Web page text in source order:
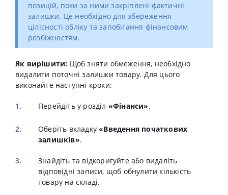
позицій, поки за ними закріплені фактичні
залишки. Це необхідно для збереження
цілісності обліку та запобігання фінансовим
розбіжностям.
Як вирішити: Щоб зняти обмеження, необхідно
видалити поточні залишки товару. Для цього
виконайте наступні кроки:
Перейдіть у розділ «Фінанси».
Оберіть вкладку«Введення початкових
залишків».
Знайдіть та відкоригуйте або видаліть
відповідні записи, щоб обнулити кількість
товару на складі.